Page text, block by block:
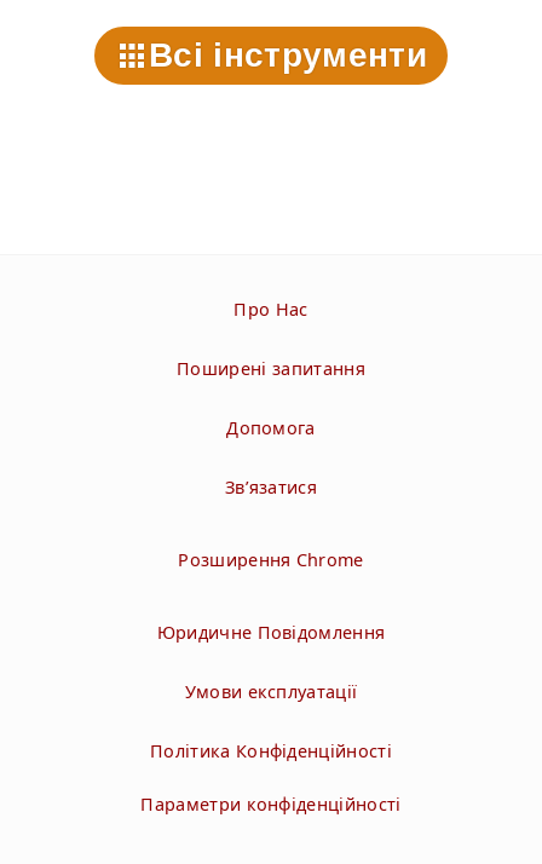
Всі інструменти
Про Нас
Поширені запитання
Допомога
Зв’язатися
Розширення Chrome
Юридичне Повідомлення
Умови експлуатації
Політика Конфіденційності
Параметри конфіденційності